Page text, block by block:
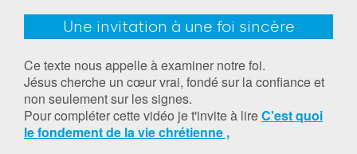
Une invitation à une foi sincère
Ce texte nous appelle à examiner notre foi.
Jésus cherche un cœur vrai, fondé sur la confiance et
non seulement sur les signes.
Pour compléter cette vidéo je t'invite à lireC'est quoi
le fondement de la vie chrétienne ,